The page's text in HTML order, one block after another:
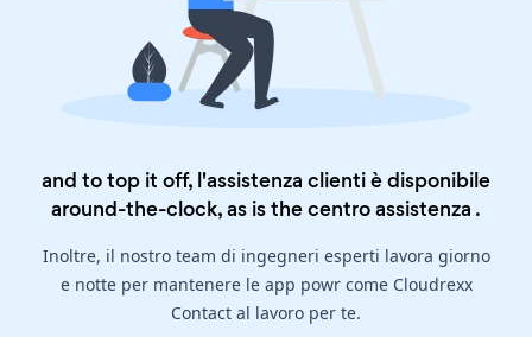
and to top it off, l'assistenza clienti è disponibile
around-the-clock, as is thecentro assistenza .
Inoltre, il nostro team di ingegneri esperti lavora giorno
e notte per mantenere le app powr come Cloudrexx
Contact al lavoro per te.